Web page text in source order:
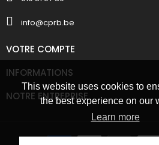
This website uses cookies to
the best experience on our
Learn more
info@cprb.be
VOTRE COMPTE
INFORMATIONS
NOTRE ENTREPRISE